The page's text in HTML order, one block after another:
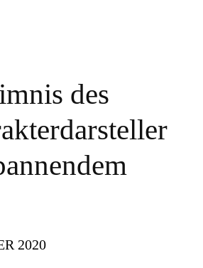
des
2020